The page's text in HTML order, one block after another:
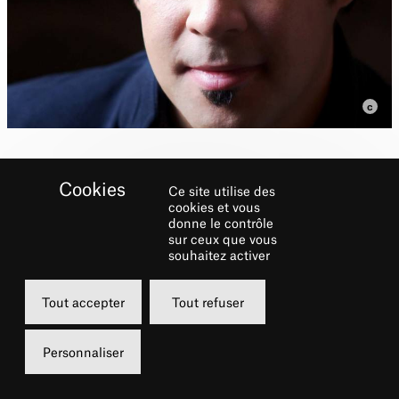
Le ténor Philippe Talbot naît à Nantes. Enfant
déjà, il chante à l’École de la Maîtrise de la
Perverie (Nantes). Cette école lui donne
l’opportunité de jouer l’un des trois génies
Ce site utilise des
cookies et vous
donne le contrôle
sur ceux que vous
souhaitez activer
Tout accepter Tout refuser
Personnaliser